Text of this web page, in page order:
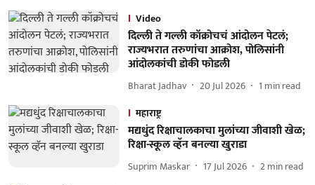
Video
दिल्ली ते गल्ली कॉक्रोचचं आंदोलन पेटलं;
राज्यभरात तरुणांचा आक्रोश, पोलिसांनी
आंदोलकांची डोकी फोडली
Bharat Jadhav 20 Jul 2026 1 min read
महाराष्ट्र
मद्यधुंद रिक्षाचालकाचा मुलांच्या जीवाशी खेळ;
रिक्षा-स्कूल व्हॅन बनल्या खुराडा
Suprim Maskar 17 Jul 2026 2min read